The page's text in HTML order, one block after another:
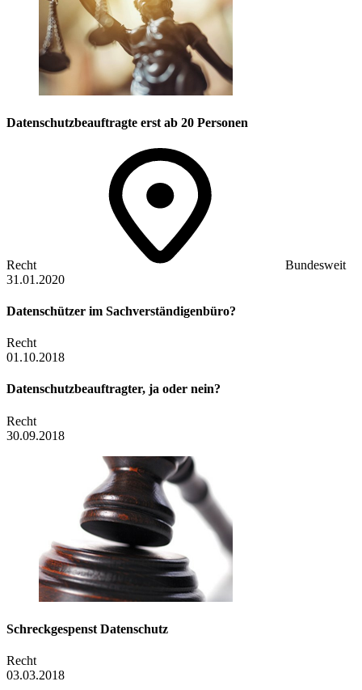
Datenschutz­beauftragte erst ab 20 Personen
Recht
Bundesweit
31.01.2020
Datenschützer im Sachverständigenbüro?
Recht
01.10.2018
Datenschutzbeauftragter, ja oder nein?
Recht
30.09.2018
Schreckgespenst Datenschutz
Recht
03.03.2018